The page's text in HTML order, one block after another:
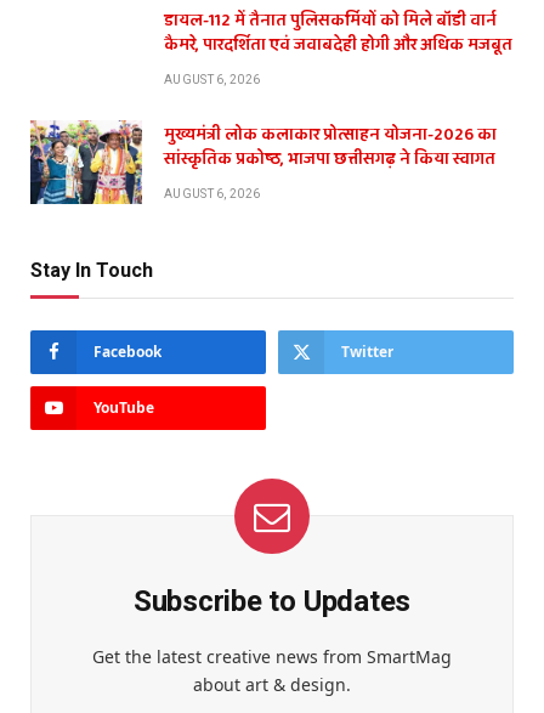
डायल-112 में तैनात पुलिसकर्मियों को मिले बॉडी वार्न
कैमरे, पारदर्शिता एवं जवाबदेही होगी और अधिक मजबूत
AUGUST 6, 2026
मुख्यमंत्री लोक कलाकार प्रोत्साहन योजना-2026 का
सांस्कृतिक प्रकोष्ठ, भाजपा छत्तीसगढ़ ने किया स्वागत
AUGUST 6, 2026
Stay In Touch
Facebook Twitter
YouTube
Subscribe to Updates
Get the latest creative news from SmartMag
about art & design.